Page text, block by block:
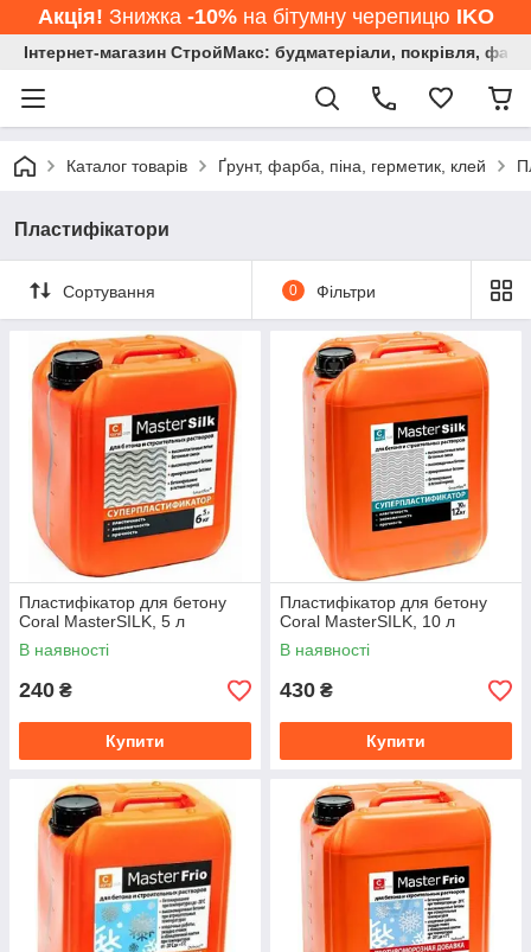
Акція! Знижка -10%на бітумну черепицю IKO
Інтернет-магазин СтройМакс: будматеріали, покрівля,
Каталог товарів Ґрунт, фарба, піна, герметик, клей
Пластифікатори
Сортування 0 Фільтри
Пластифікатор для бетону
Coral MasterSILK, 5 л
В наявності
240 ₴
Купити
Пластифікатор для бетону
Coral MasterSILK, 10 л
В наявності
430 ₴
Купити